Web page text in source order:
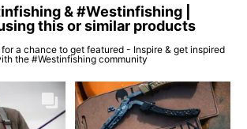
& #Westinfishing |
this or similar products
a chance to get featured - Inspire & get inspired
the #Westinfishing community